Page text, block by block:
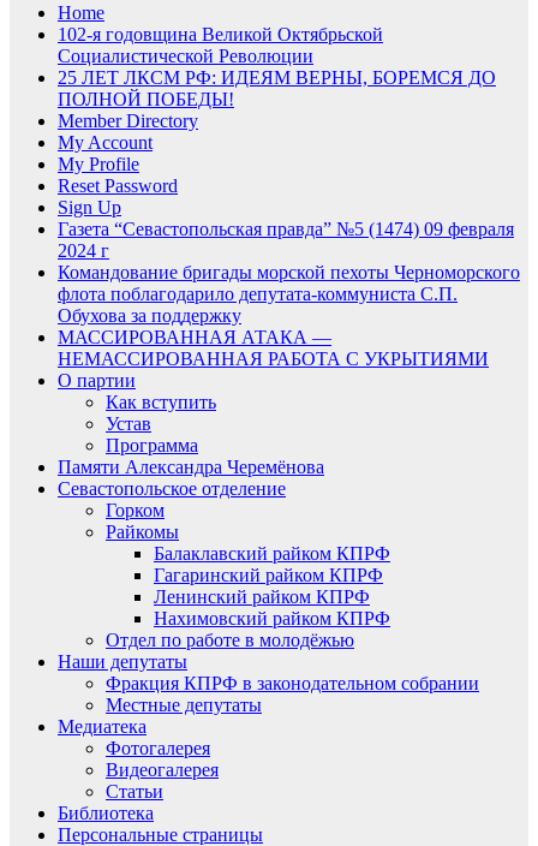
Home
102-я годовщина Великой Октябрьской
Социалистической Революции
25 ЛЕТ ЛКСМ РФ: ИДЕЯМ ВЕРНЫ, БОРЕМСЯ ДО
ПОЛНОЙ ПОБЕДЫ!
Member Directory
My Account
My Profile
Reset Password
Sign Up
Газета “Севастопольская правда” №5 (1474) 09 февраля
2024 г
Командование бригады морской пехоты Черноморского
флота поблагодарило депутата-коммуниста С.П.
Обухова за поддержку
МАССИРОВАННАЯ АТАКА —
НЕМАССИРОВАННАЯ РАБОТА С УКРЫТИЯМИ
О партии
Как вступить
Устав
Программа
Памяти Александра Черемёнова
Севастопольское отделение
Горком
Райкомы
Балаклавский райком КПРФ
Гагаринский райком КПРФ
Ленинский райком КПРФ
Нахимовский райком КПРФ
Отдел по работе в молодёжью
Наши депутаты
Фракция КПРФ в законодательном собрании
Местные депутаты
Медиатека
Фотогалерея
Видеогалерея
Статьи
Библиотека
Персональные страницы